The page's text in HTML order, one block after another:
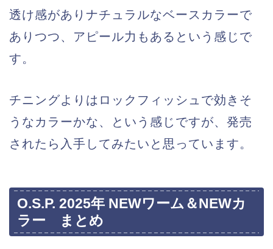
透け感がありナチュラルなベースカラーで
ありつつ、アピール力もあるという感じで
す。
チニングよりはロックフィッシュで効きそ
うなカラーかな、という感じですが、発売
されたら入手してみたいと思っています。
O.S.P. 2025年 NEWワーム＆NEWカ
ラー まとめ